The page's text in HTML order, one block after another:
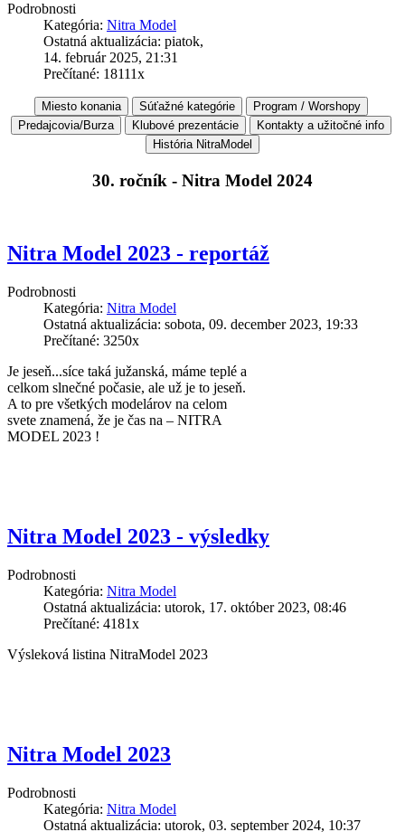
Podrobnosti
Kategória: Nitra Model
Ostatná aktualizácia: piatok,
14. február 2025, 21:31
Prečítané: 18111x
30. ročník - Nitra Model 2024
Nitra Model 2023 - reportáž
Podrobnosti
Kategória: Nitra Model
Ostatná aktualizácia: sobota, 09. december 2023, 19:33
Prečítané: 3250x
Je jeseň...síce taká južanská, máme teplé a
celkom slnečné počasie, ale už je to jeseň.
A to pre všetkých modelárov na celom
svete znamená, že je čas na – NITRA
MODEL 2023 !
Nitra Model 2023 - výsledky
Podrobnosti
Kategória: Nitra Model
Ostatná aktualizácia: utorok, 17. október 2023, 08:46
Prečítané: 4181x
Výsleková listina NitraModel 2023
Nitra Model 2023
Podrobnosti
Kategória: Nitra Model
Ostatná aktualizácia: utorok, 03. september 2024, 10:37